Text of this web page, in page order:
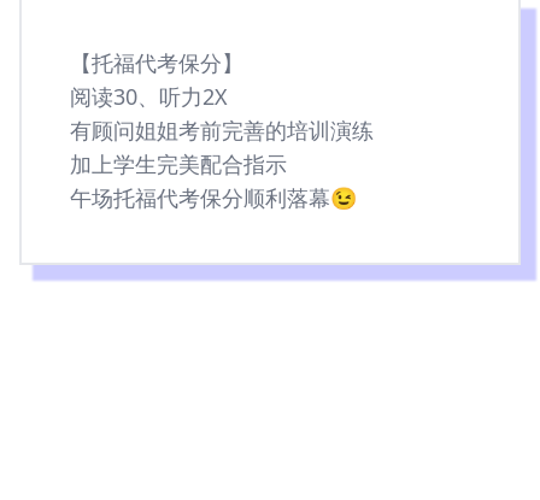
【托福代考保分】
阅读30、听力2X
有顾问姐姐考前完善的培训演练
加上学生完美配合指示
午场托福代考保分顺利落幕😉